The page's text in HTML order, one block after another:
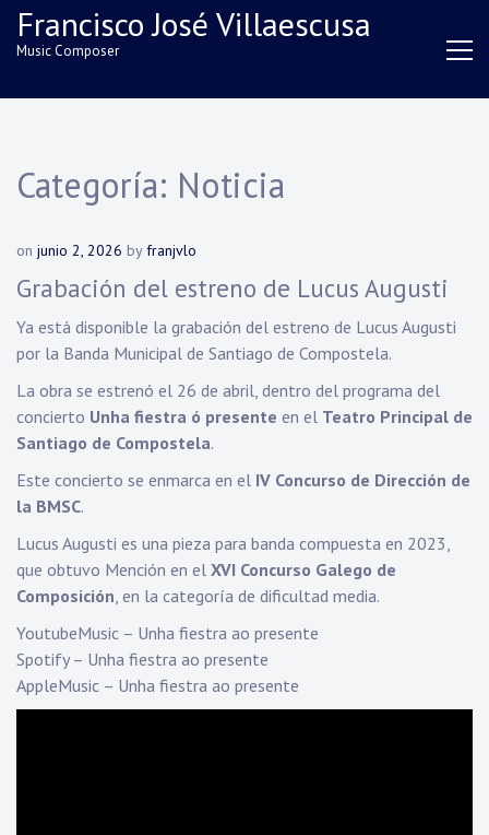
SkipFrancisco José Villaescusa
Music Composer
Categoría: Noticia
on junio 2, 2026 byfranjvlo
Grabación del estreno de Lucus Augusti
Ya está disponible la grabación del estreno de Lucus Augusti
por la Banda Municipal de Santiago de Compostela.
La obra se estrenó el 26 de abril, dentro del programa del
concierto Unha fiestra ó presente en el Teatro Principal de
Santiago de Compostela.
Este concierto se enmarca en el IV Concurso de Dirección de
la BMSC.
Lucus Augusti es una pieza para banda compuesta en 2023,
que obtuvo Mención en el XVI Concurso Galego de
Composición, en la categoría de dificultad media.
YoutubeMusic – Unha fiestra ao presente
Spotify – Unha fiestra ao presente
AppleMusic – Unha fiestra ao presente